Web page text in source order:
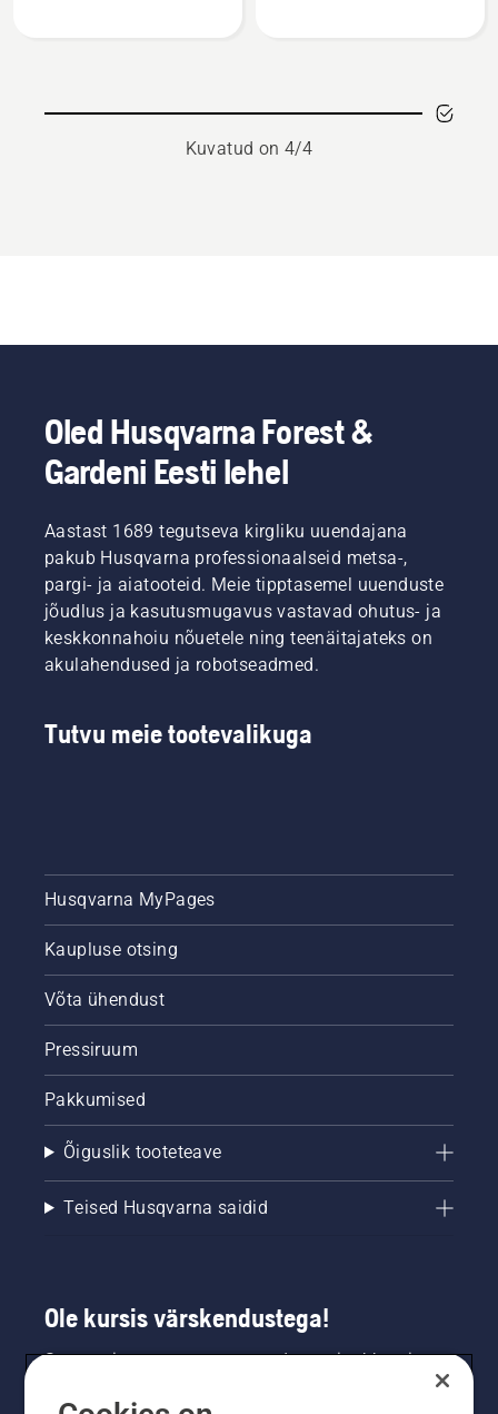
Kuvatud on 4/4
Oled Husqvarna Forest &
Gardeni Eesti lehel
Aastast 1689 tegutseva kirgliku uuendajana
pakub Husqvarna professionaalseid metsa-,
pargi- ja aiatooteid. Meie tipptasemel uuenduste
jõudlus ja kasutusmugavus vastavad ohutus- ja
keskkonnahoiu nõuetele ning teenäitajateks on
akulahendused ja robotseadmed.
Tutvu meie tootevalikuga
Husqvarna MyPages
Kaupluse otsing
Võta ühendust
Pressiruum
Pakkumised
Õiguslik tooteteave
Teised Husqvarna saidid
Ole kursis värskendustega!
Saa uusimat teavet uute toodete, eripakkumiste